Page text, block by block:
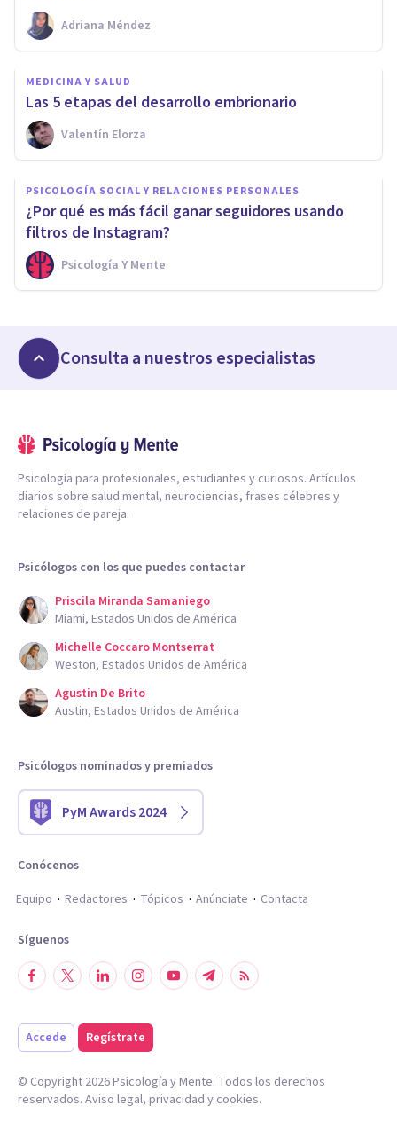
Adriana Méndez
MEDICINA Y SALUD
Las 5 etapas del desarrollo embrionario
Valentín Elorza
PSICOLOGÍA SOCIAL Y RELACIONES PERSONALES
¿Por qué es más fácil ganar seguidores usando
filtros de Instagram?
Psicología Y Mente
Consulta a nuestros especialistas
Psicología para profesionales, estudiantes y curiosos. Artículos
diarios sobre salud mental, neurociencias, frases célebres y
relaciones de pareja.
Psicólogos con los que puedes contactar
Priscila Miranda Samaniego
Miami, Estados Unidos de América
Michelle Coccaro Montserrat
Weston, Estados Unidos de América
Agustin De Brito
Austin, Estados Unidos de América
Psicólogos nominados y premiados
PyM Awards 2024
Conócenos
Equipo
Redactores Tópicos Anúnciate Contacta
Síguenos
Accede Regístrate
© Copyright 2026Psicología y Mente. Todos los derechos
reservados. Aviso legal, privacidad y cookies.